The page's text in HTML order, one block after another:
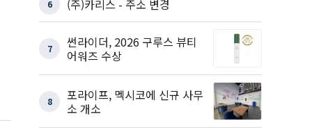
6 (주)카리스 - 주소 변경
7
썬라이더, 2026 구루스 뷰티
어워즈 수상
8
포라이프, 멕시코에 신규 사무
소 개소